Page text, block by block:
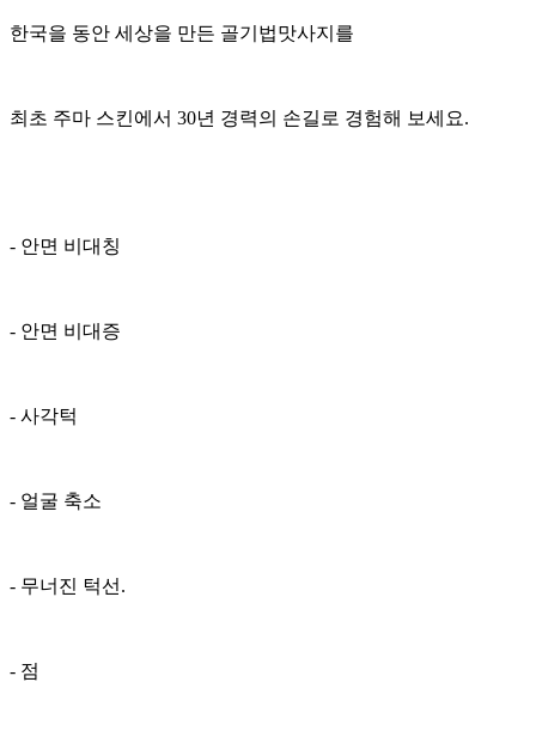
한국을 동안 세상을 만든 골기법맛사지를
최초 주마 스킨에서 30년 경력의 손길로 경험해 보세요.
- 안면 비대칭
- 안면 비대증
- 사각턱
- 얼굴 축소
- 무너진 턱선.
- 점